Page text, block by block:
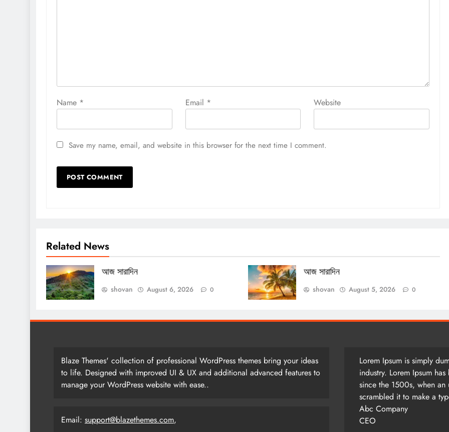
Name * Email * Website
Save my name, email, and website in this browser for the next time I comment.
Related News
আজ সারাদিন
shovan August 6, 2026 0
আজ সারাদিন
shovan August 5, 2026 0
Blaze Themes' collection of professional WordPress themes bring your ideas
to life. Designed with improved UI & UX and additional advanced features to
manage your WordPress website with ease..
Email: support@blazethemes.com,
Lorem Ipsum is simply
industry. Lorem Ipsum
since the 1500s, when
scrambled it to make a
Abc Company
CEO